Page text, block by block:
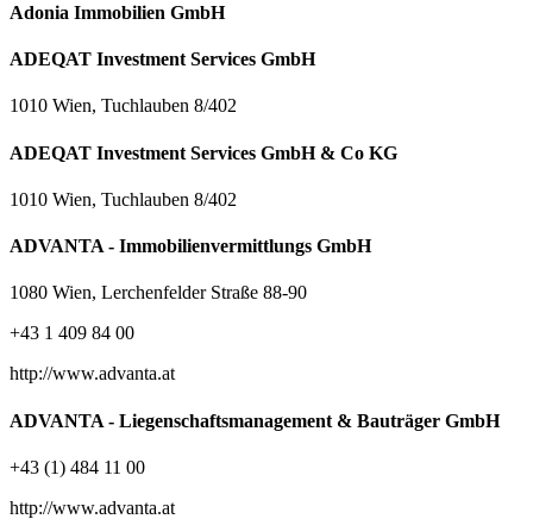
Adonia Immobilien GmbH
ADEQAT Investment Services GmbH
1010 Wien, Tuchlauben 8/402
ADEQAT Investment Services GmbH & Co KG
1010 Wien, Tuchlauben 8/402
ADVANTA - Immobilienvermittlungs GmbH
1080 Wien, Lerchenfelder Straße 88-90
+43 1 409 84 00
http://www.advanta.at
ADVANTA - Liegenschaftsmanagement & Bauträger GmbH
+43 (1) 484 11 00
http://www.advanta.at